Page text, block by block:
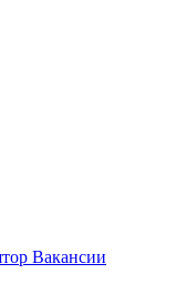
Вакансии